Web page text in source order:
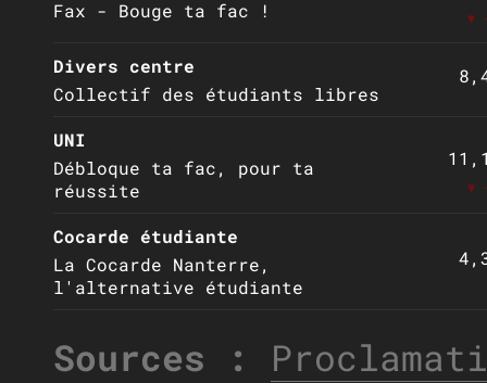
Fax - Bouge ta fac ! ▼
Divers centre
Collectif des étudiants libres
UNI
Débloque ta fac, pour ta
réussite
▼
Cocarde étudiante
La Cocarde Nanterre,
l'alternative étudiante
Sources :